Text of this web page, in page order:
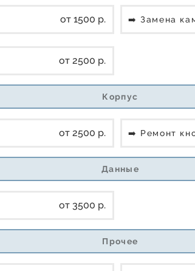
от 1500 р. ➡️ Замена
от 2500 р.
Корпус
от 2500 р. ➡️ Ремонт
Данные
от 3500 р.
Прочее